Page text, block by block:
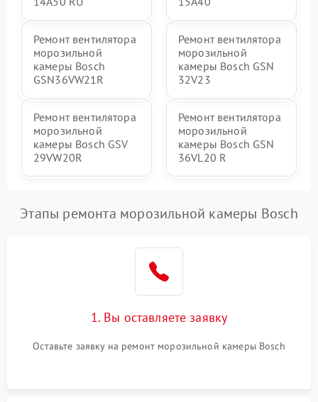
Ремонт вентилятора
морозильной
камеры Bosch
GSN36VW21R
Ремонт вентилятора
морозильной
камеры Bosch GSN
32V23
Ремонт вентилятора
морозильной
камеры Bosch GSV
29VW20R
Ремонт вентилятора
морозильной
камеры Bosch GSN
36VL20 R
Этапы ремонта морозильной камеры Bosch
1. Вы оставляете заявку
Оставьте заявку на ремонт морозильной камеры Bosch